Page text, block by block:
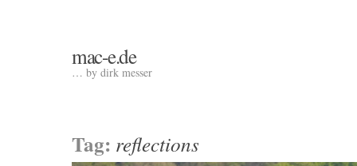
mac-e.de
… by dirk messer
Tag: reflections